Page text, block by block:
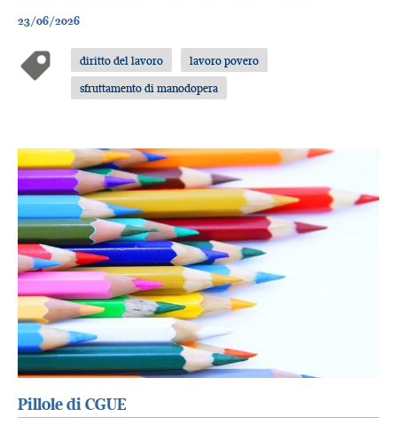
23/06/2026
diritto del lavoro
lavoro povero
sfruttamento di manodopera
Pillole di CGUE